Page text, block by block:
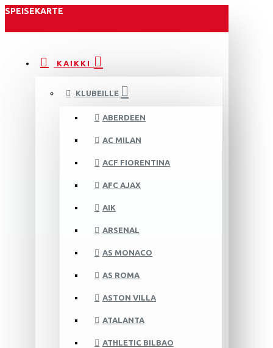
SPEISEKARTE
KAIKKI
KLUBEILLE
ABERDEEN
AC MILAN
ACF FIORENTINA
AFC AJAX
AIK
ARSENAL
AS MONACO
AS ROMA
ASTON VILLA
ATALANTA
ATHLETIC BILBAO